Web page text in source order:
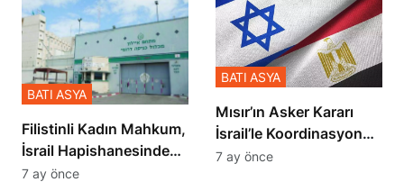
Filistinli Kadın Mahkum,
İsrail Hapishanesindeki
Zulmü Anlattı
BATI ASYA
7 ay önce
Mısır’ın Asker Kararı
İsrail’le Koordinasyon
İçinde Gerçekleşmiş
BATI ASYA
7 ay önce